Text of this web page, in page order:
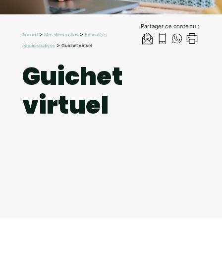
Partager ce contenu :
Accueil>Mes démarches >Formalités
administratives>Guichet virtuel
Guichet
virtuel